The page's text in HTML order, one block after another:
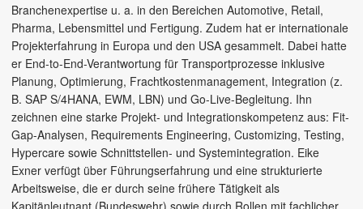
Branchenexpertise u. a. in den Bereichen Automotive, Retail,
Pharma, Lebensmittel und Fertigung. Zudem hat er internationale
Projekterfahrung in Europa und den USA gesammelt. Dabei hatte
er End-to-End-Verantwortung für Transportprozesse inklusive
Planung, Optimierung, Frachtkostenmanagement, Integration (z.
B. SAP S/4HANA, EWM, LBN) und Go-Live-Begleitung. Ihn
zeichnen eine starke Projekt- und Integrationskompetenz aus: Fit-
Gap-Analysen, Requirements Engineering, Customizing, Testing,
Hypercare sowie Schnittstellen- und System­integration. Eike
Exner verfügt über Führungserfahrung und eine strukturierte
Arbeitsweise, die er durch seine frühere Tätigkeit als